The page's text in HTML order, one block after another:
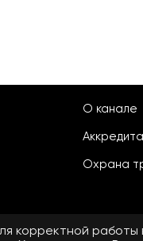
О канале
Охрана
корректной